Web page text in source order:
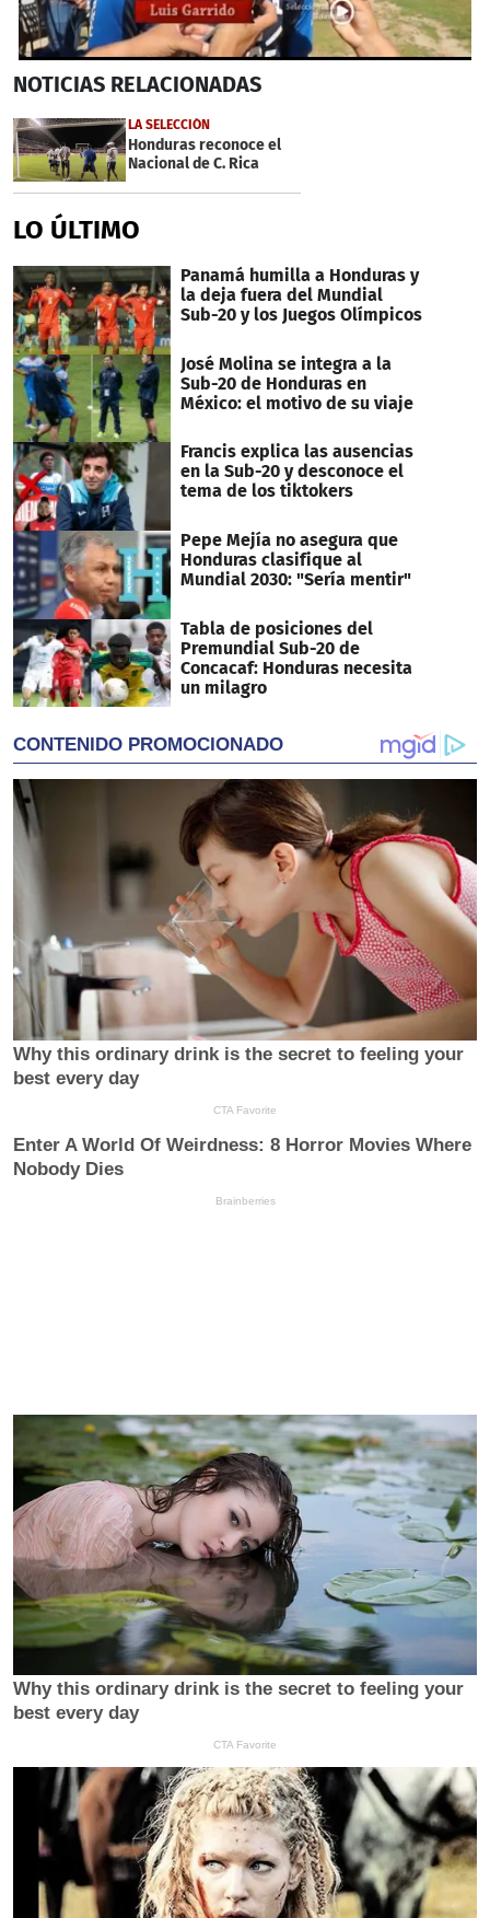
seconds
29
seconds
NOTICIAS RELACIONADAS
LA SELECCIÓN
Honduras reconoce el
Nacional de C. Rica
LO ÚLTIMO
Panamá humilla a Honduras y
la deja fuera del Mundial
Sub-20 y los Juegos Olímpicos
José Molina se integra a la
Sub-20 de Honduras en
México: el motivo de su viaje
Francis explica las ausencias
en la Sub-20 y desconoce el
tema de los tiktokers
Pepe Mejía no asegura que
Honduras clasifique al
Mundial 2030: "Sería mentir"
Tabla de posiciones del
Premundial Sub-20 de
Concacaf: Honduras necesita
un milagro